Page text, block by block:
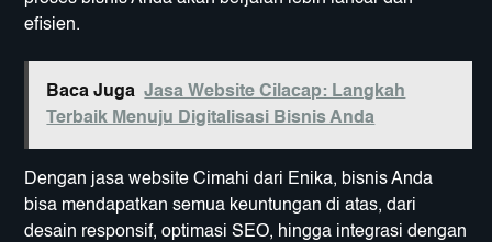
efisien.
Baca Juga Jasa Website Cilacap: Langkah
Terbaik Menuju Digitalisasi Bisnis Anda
Dengan jasa website Cimahi dari Enika, bisnis Anda
bisa mendapatkan semua keuntungan di atas, dari
desain responsif, optimasi SEO, hingga integrasi dengan